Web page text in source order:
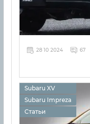
28 10 2024 67
Subaru XV
Subaru Impreza
Статьи